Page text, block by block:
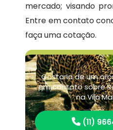
mercado; visando
Entre em contato
faça uma cotação.
Gostaria de um
em contato sobre
na Vila
(11)